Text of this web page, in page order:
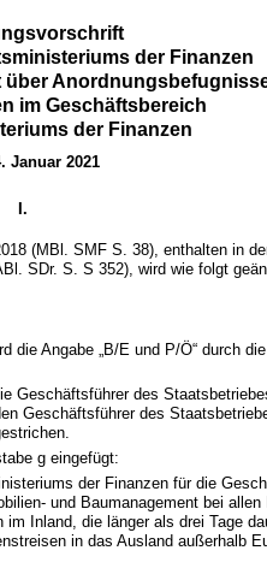
der Finanzen
im Geschäftsbereich
der Finanzen
Januar 2021
I.
(MBl. SMF S. 38), enthalten in
SDr. S. S 352), wird wie folgt
die Angabe „B/E und P/Ö“ durch
Geschäftsführer des
Geschäftsführer des
g eingefügt:
der Finanzen für die
und Baumanagement bei allen
Inland, die länger als drei Tage
in das Ausland außerhalb